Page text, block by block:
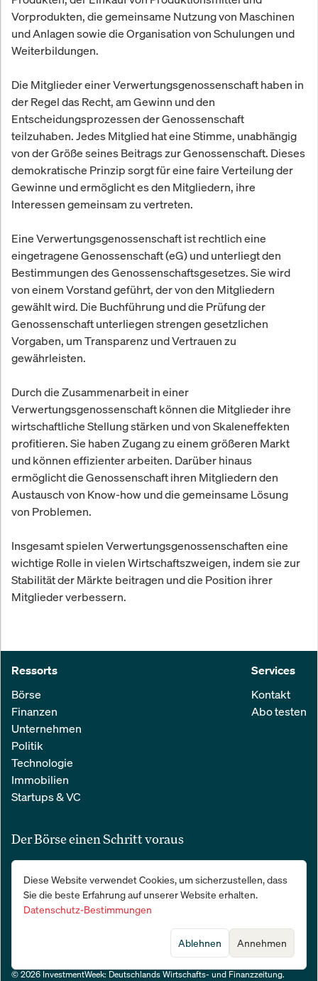
Vorprodukten, die gemeinsame Nutzung von Maschinen
und Anlagen sowie die Organisation von Schulungen und
Weiterbildungen.
Die Mitglieder einer Verwertungsgenossenschaft haben in
der Regel das Recht, am Gewinn und den
Entscheidungsprozessen der Genossenschaft
teilzuhaben. Jedes Mitglied hat eine Stimme, unabhängig
von der Größe seines Beitrags zur Genossenschaft. Dieses
demokratische Prinzip sorgt für eine faire Verteilung der
Gewinne und ermöglicht es den Mitgliedern, ihre
Interessen gemeinsam zu vertreten.
Eine Verwertungsgenossenschaft ist rechtlich eine
eingetragene Genossenschaft (eG) und unterliegt den
Bestimmungen des Genossenschaftsgesetzes. Sie wird
von einem Vorstand geführt, der von den Mitgliedern
gewählt wird. Die Buchführung und die Prüfung der
Genossenschaft unterliegen strengen gesetzlichen
Vorgaben, um Transparenz und Vertrauen zu
gewährleisten.
Durch die Zusammenarbeit in einer
Verwertungsgenossenschaft können die Mitglieder ihre
wirtschaftliche Stellung stärken und von Skaleneffekten
profitieren. Sie haben Zugang zu einem größeren Markt
und können effizienter arbeiten. Darüber hinaus
ermöglicht die Genossenschaft ihren Mitgliedern den
Austausch von Know-how und die gemeinsame Lösung
von Problemen.
Insgesamt spielen Verwertungsgenossenschaften eine
wichtige Rolle in vielen Wirtschaftszweigen, indem sie zur
Stabilität der Märkte beitragen und die Position ihrer
Mitglieder verbessern.
Ressorts
Börse
Finanzen
Unternehmen
Politik
Technologie
Immobilien
Startups & VC
Services
Kontakt
Abo testen
Der Börse einen Schritt voraus
Alle relevanten Nachrichten aus Wirtschaft und Finanzen in einer
einfachen E-Mail. 100 % kostenlos:
© 2026 InvestmentWeek: Deutschlands Wirtschafts- und Finanzzeitung.
Diese Website verwendet Cookies, um sicherzustellen, dass
Sie die beste Erfahrung auf unserer Website erhalten.
Datenschutz-Bestimmungen
Annehmen
Ablehnen